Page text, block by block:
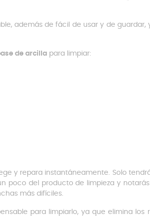
además de fácil de usar y de guardar,
de arcilla para limpiar:
y repara instantáneamente. Solo
poco del producto de limpieza y
más difíciles.
para limpiarlo, ya que elimina los